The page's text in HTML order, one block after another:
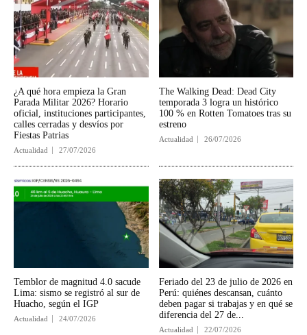
¿A qué hora empieza la Gran
Parada Militar 2026? Horario
oficial, instituciones participantes,
calles cerradas y desvíos por
Fiestas Patrias
Actualidad 27/07/2026
The Walking Dead: Dead City
temporada 3 logra un histórico
100 % en Rotten Tomatoes tras su
estreno
Actualidad 26/07/2026
Temblor de magnitud 4.0 sacude
Lima: sismo se registró al sur de
Huacho, según el IGP
Actualidad 24/07/2026
Feriado del 23 de julio de 2026 en
Perú: quiénes descansan, cuánto
deben pagar si trabajas y en qué se
diferencia del 27 de...
Actualidad 22/07/2026